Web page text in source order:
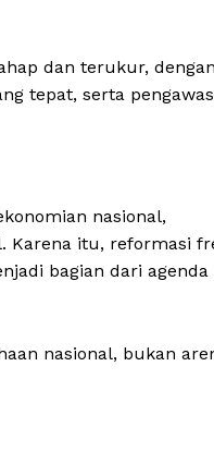
dan terukur, dengan
tepat, serta
nasional,
Karena itu, reformasi
bagian dari agenda
nasional, bukan